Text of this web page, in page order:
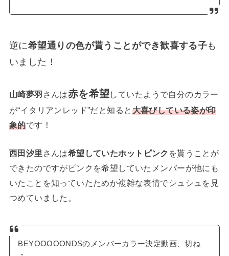
逆に希望通りの色が貰うことができ歓喜する子も
いました！
山崎夢羽 さんは赤を希望 していたようで自分のカラー
が“イタリアンレッド”だと知ると 大喜びしている姿が印
象的です！
西田汐里 さんは希望していたホットピンク を貰うことが
できたのですがピンクを希望していたメンバーが他にも
いたことを知っていたためか複雑な表情でシュシュを見
つめていました。
BEYOOOOONDSのメンバーカラー決定動画、切ね